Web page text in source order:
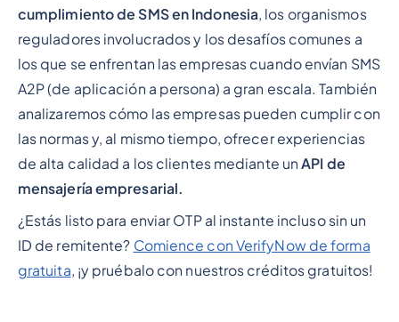
cumplimiento de SMS en Indonesia, los organismos
reguladores involucrados y los desafíos comunes a
los que se enfrentan las empresas cuando envían SMS
A2P (de aplicación a persona) a gran escala. También
analizaremos cómo las empresas pueden cumplir con
las normas y, al mismo tiempo, ofrecer experiencias
de alta calidad a los clientes mediante unAPI de
mensajería empresarial.
¿Estás listo para enviar OTP al instante incluso sin un
ID de remitente? Comience con VerifyNow de forma
gratuita, ¡y pruébalo con nuestros créditos gratuitos!